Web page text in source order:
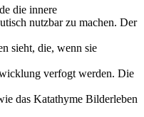
die innere
nutzbar zu machen. Der
sieht, die, wenn sie
verfogt werden. Die
das Katathyme Bilderleben